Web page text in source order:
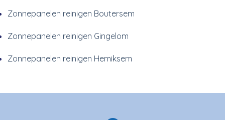
Zonnepanelen reinigen Boutersem
Zonnepanelen reinigen Gingelom
Zonnepanelen reinigen Hemiksem